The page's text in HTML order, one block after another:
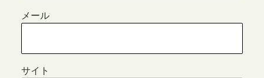
メール
サイト